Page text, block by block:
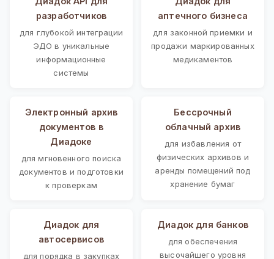
разработчиков
для глубокой интеграции
ЭДО в уникальные
информационные
системы
аптечного бизнеса
для законной приемки и
продажи маркированных
медикаментов
Электронный архив
документов в
Диадоке
для мгновенного поиска
документов и подготовки
к проверкам
Бессрочный
облачный архив
для избавления от
физических архивов и
аренды помещений под
хранение бумаг
Диадок для
автосервисов
для порядка в закупках
Диадок для банков
для обеспечения
высочайшего уровня